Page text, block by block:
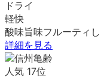
ドライ
軽快
酸味旨味フルーティ
詳細を見る
人気 17位